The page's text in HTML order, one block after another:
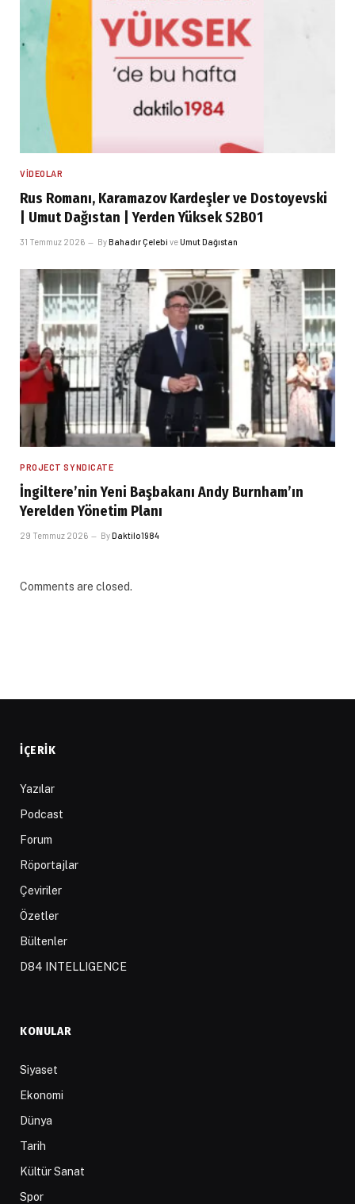
VIDEOLAR
Rus Romanı, Karamazov Kardeşler ve Dostoyevski
| Umut Dağıstan | Yerden Yüksek S2B01
31 Temmuz 2026 ByBahadır Çelebi veUmut Dağıstan
PROJECT SYNDICATE
İngiltere’nin Yeni Başbakanı Andy Burnham’ın
Yerelden Yönetim Planı
29 Temmuz 2026 ByDaktilo1984
Comments are closed.
İÇERIK
Yazılar
Podcast
Forum
Röportajlar
Çeviriler
Özetler
Bültenler
D84 INTELLIGENCE
KONULAR
Siyaset
Ekonomi
Dünya
Tarih
Kültür Sanat
Spor